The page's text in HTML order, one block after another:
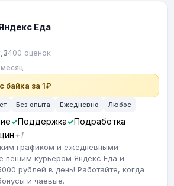
Еда
400 оценок
байка за 1₽
Без опыта Ежедневно Любое
Поддержка
Подработка
+1
графиком и ежедневными
пешим курьером Яндекс Еда и
рублей в день! Работайте, когда
и чаевые.